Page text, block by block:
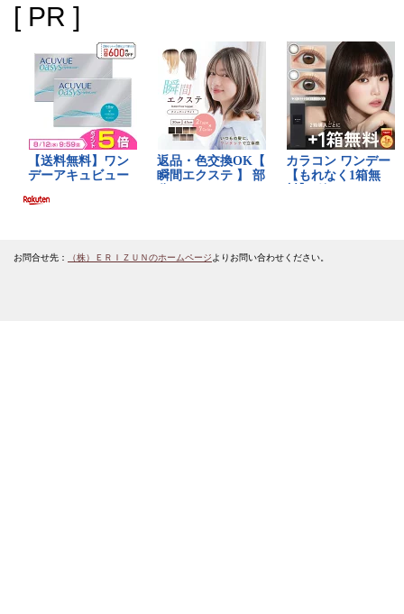
[ PR ]
お問合せ先： （株）ＥＲＩＺＵＮのホームページよりお問い合わせください。